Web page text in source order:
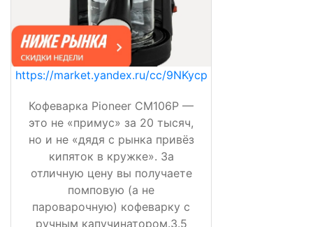
https://market.yandex.ru/cc/9NKycp
Кофеварка Pioneer CM106P —
это не «примус» за 20 тысяч,
но и не «дядя с рынка привёз
кипяток в кружке». За
отличную цену вы получаете
помповую (а не
пароварочную) кофеварку с
ручным капучинатором.3.5